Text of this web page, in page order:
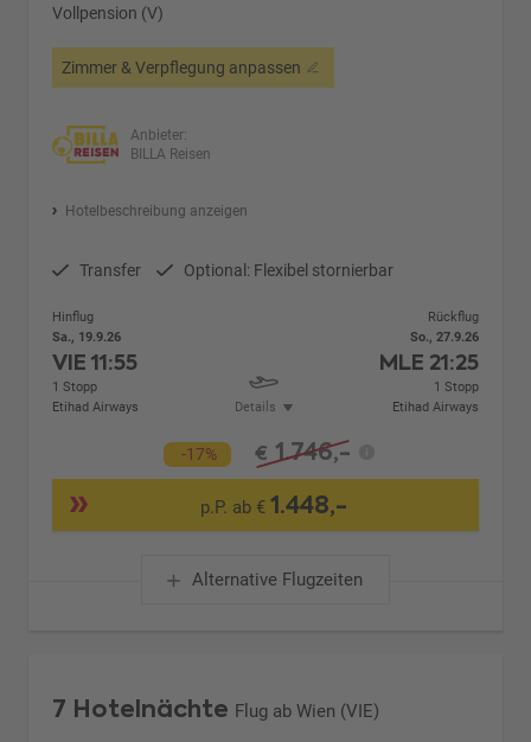
Vollpension (V)
Zimmer & Verpflegung anpassen
Anbieter:
BILLA Reisen
Hotelbeschreibung anzeigen
Transfer Optional: Flexibel stornierbar
Hinflug
Sa., 19.9.26
VIE11:55
1 Stopp
Etihad Airways
Details
Rückflug
So., 27.9.26
MLE 21:25
1 Stopp
Etihad Airways
-17% € 1.746,-
p.P. ab €1.448,-
Alternative Flugzeiten
7 Hotelnächte Flug ab Wien (VIE)